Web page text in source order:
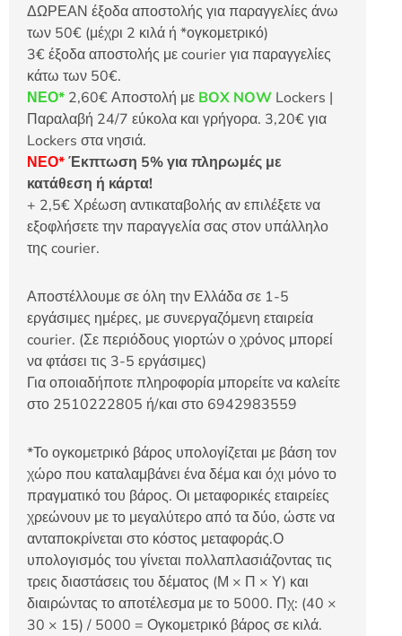
ΔΩΡΕΑΝ έξοδα αποστολής για παραγγελίες άνω
των 50€ (μέχρι 2 κιλά ή *ογκομετρικό)
3€ έξοδα αποστολής με courier για παραγγελίες
κάτω των 50€.
ΝΕΟ* 2,60€ Αποστολή με BOX NOW Lockers |
Παραλαβή 24/7 εύκολα και γρήγορα. 3,20€ για
Lockers στα νησιά.
ΝΕΟ*Έκπτωση 5% για πληρωμές με
κατάθεση ή κάρτα!
+ 2,5€ Χρέωση αντικαταβολής αν επιλέξετε να
εξοφλήσετε την παραγγελία σας στον υπάλληλο
της courier.
Αποστέλλουμε σε όλη την Ελλάδα σε 1-5
εργάσιμες ημέρες, με συνεργαζόμενη εταιρεία
courier. (Σε περιόδους γιορτών ο χρόνος μπορεί
να φτάσει τις 3-5 εργάσιμες)
Για οποιαδήποτε πληροφορία μπορείτε να καλείτε
στο 2510222805 ή/και στο 6942983559
*Το ογκομετρικό βάρος υπολογίζεται με βάση τον
χώρο που καταλαμβάνει ένα δέμα και όχι μόνο το
πραγματικό του βάρος. Οι μεταφορικές εταιρείες
χρεώνουν με το μεγαλύτερο από τα δύο, ώστε να
ανταποκρίνεται στο κόστος μεταφοράς.Ο
υπολογισμός του γίνεται πολλαπλασιάζοντας τις
τρεις διαστάσεις του δέματος (Μ × Π × Υ) και
διαιρώντας το αποτέλεσμα με το 5000. Πχ: (40 ×
30 × 15) / 5000 = Ογκομετρικό βάρος σε κιλά.